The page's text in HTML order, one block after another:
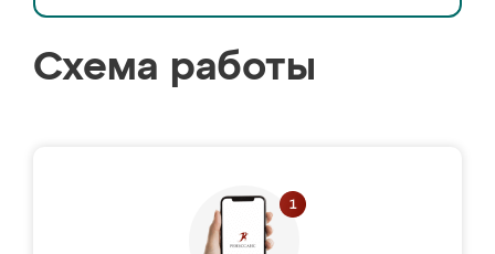
Схема работы